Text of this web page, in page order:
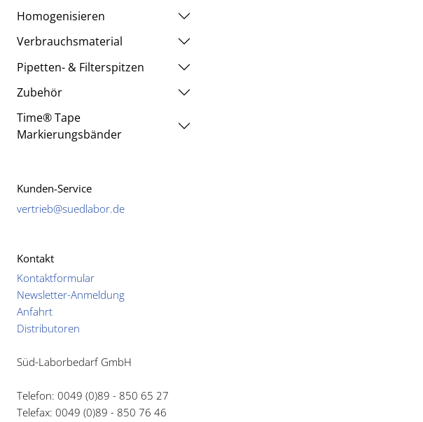
Homogenisieren
Verbrauchsmaterial
Pipetten- & Filterspitzen
Zubehör
Time® Tape
Markierungsbänder
Kunden-Service
vertrieb@suedlabor.de
Kontakt
Kontaktformular
Newsletter-Anmeldung
Anfahrt
Distributoren
Süd-Laborbedarf GmbH
Telefon: 0049 (0)89 - 850 65 27
Telefax: 0049 (0)89 - 850 76 46